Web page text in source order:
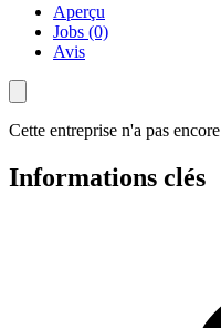
Aperçu
Jobs (0)
Avis
Cette entreprise n'a pas
Informations clés